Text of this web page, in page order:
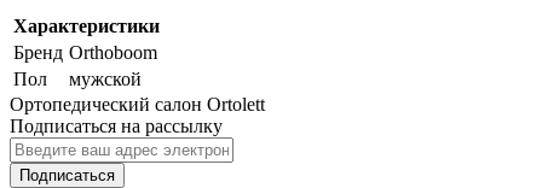
Характеристики
Бренд Orthoboom
Пол
мужской
Ортопедический салон Ortolett
Подписаться на рассылку
Подписаться